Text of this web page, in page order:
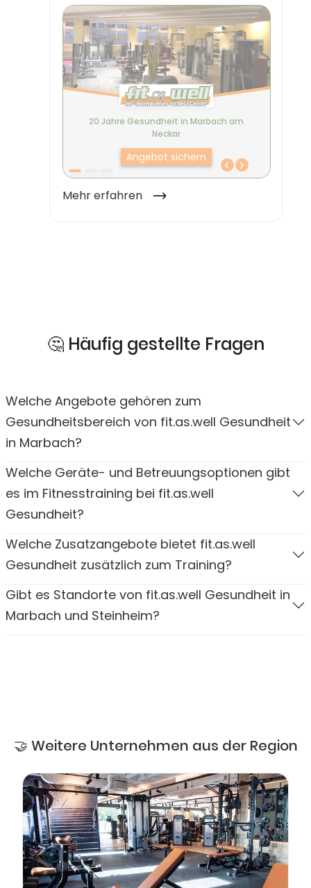
🤔 Häufig gestellte Fragen
Welche Angebote gehören zum
Gesundheitsbereich von fit.as.well Gesundheit
in Marbach?
Welche Geräte- und Betreuungsoptionen gibt
es im Fitnesstraining bei fit.as.well
Gesundheit?
Welche Zusatzangebote bietet fit.as.well
Gesundheit zusätzlich zum Training?
Gibt es Standorte von fit.as.well Gesundheit in
Marbach und Steinheim?
🤝 Weitere Unternehmen aus der Region